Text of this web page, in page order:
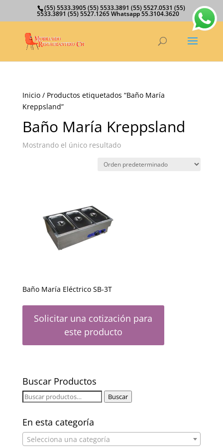
(55) 5533.3905 (55) 5533.3891 (55) 5527.0531 (55)
5533.3891 (55) 5527.1265 Whatsapp 55.3104.3620
Inicio/ Productos etiquetados “Baño María
Kreppsland”
Baño María Kreppsland
Mostrando el único resultado
Baño María Eléctrico SB-3T
Solicitar una cotización para
este producto
Buscar Productos
Buscar
Buscar
En esta categoría
Selecciona una categoría